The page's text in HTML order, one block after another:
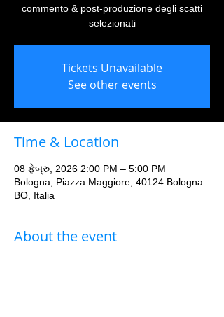
commento & post-produzione degli scatti
selezionati
Tickets Unavailable
See other events
Time & Location
08 ફેબ્રુ, 2026 2:00 PM – 5:00 PM
Bologna, Piazza Maggiore, 40124 Bologna
BO, Italia
About the event